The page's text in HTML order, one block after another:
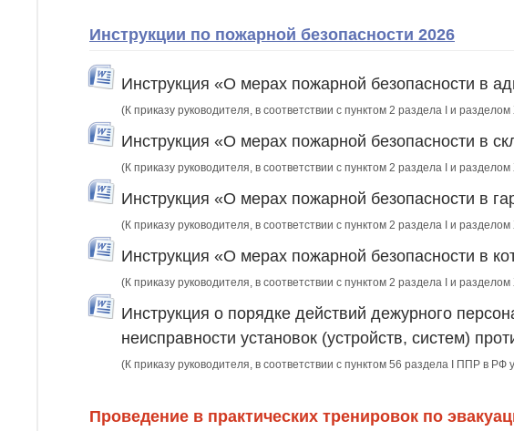
Инструкции по пожарной безопасности 2026
Инструкция «О мерах пожарной безопасности в
(К приказу руководителя, в соответствии с пунктом 2 раздела I и
Инструкция «О мерах пожарной безопасности в
(К приказу руководителя, в соответствии с пунктом 2 раздела I и
Инструкция «О мерах пожарной безопасности в
(К приказу руководителя, в соответствии с пунктом 2 раздела I и
Инструкция «О мерах пожарной безопасности в
(К приказу руководителя, в соответствии с пунктом 2 раздела I и
Инструкция о порядке действий дежурного
неисправности установок (устройств, систем)
(К приказу руководителя, в соответствии с пунктом 56 раздела I ППР в
Проведение в практических тренировок по